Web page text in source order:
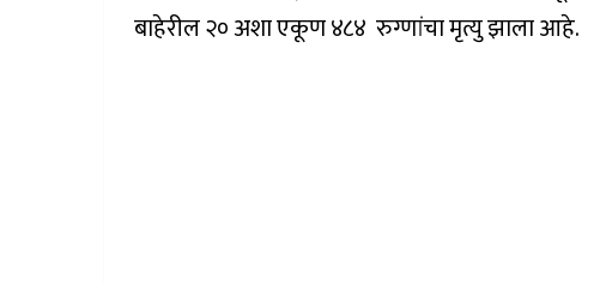
बाहेरील २० अशा एकूण ४८४ रुग्णांचा मृत्यु झाला आहे.